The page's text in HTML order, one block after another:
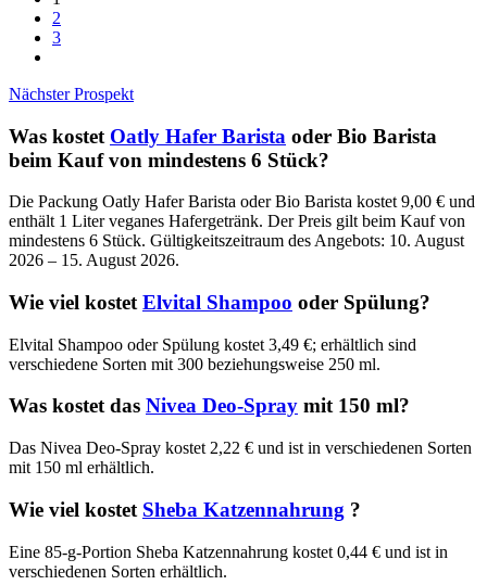
2
3
Nächster Prospekt
Was kostet Oatly Hafer Barista oder Bio Barista
beim Kauf von mindestens 6 Stück?
Die Packung Oatly Hafer Barista oder Bio Barista kostet 9,00 € und
enthält 1 Liter veganes Hafergetränk. Der Preis gilt beim Kauf von
mindestens 6 Stück. Gültigkeitszeitraum des Angebots: 10. August
2026 – 15. August 2026.
Wie viel kostet Elvital Shampoo oder Spülung?
Elvital Shampoo oder Spülung kostet 3,49 €; erhältlich sind
verschiedene Sorten mit 300 beziehungsweise 250 ml.
Was kostet das Nivea Deo-Spray mit 150 ml?
Das Nivea Deo-Spray kostet 2,22 € und ist in verschiedenen Sorten
mit 150 ml erhältlich.
Wie viel kostet Sheba Katzennahrung ?
Eine 85-g-Portion Sheba Katzennahrung kostet 0,44 € und ist in
verschiedenen Sorten erhältlich.